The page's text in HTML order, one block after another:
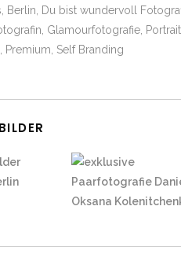
Berlin, Du bist wundervoll
Glamourfotografie,
Premium, Self Branding